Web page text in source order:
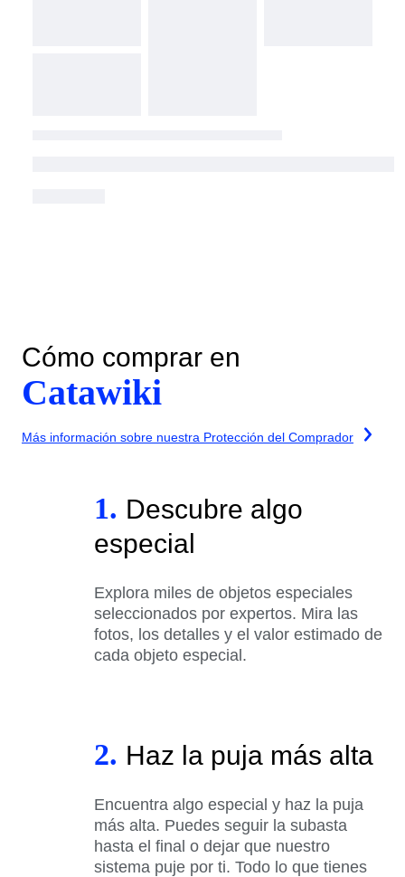
Cómo comprar en
Catawiki
Más información sobre nuestra Protección del Comprador
1. Descubre algo
especial
Explora miles de objetos especiales
seleccionados por expertos. Mira las
fotos, los detalles y el valor estimado de
cada objeto especial.
2. Haz la puja más alta
Encuentra algo especial y haz la puja
más alta. Puedes seguir la subasta
hasta el final o dejar que nuestro
sistema puje por ti. Todo lo que tienes